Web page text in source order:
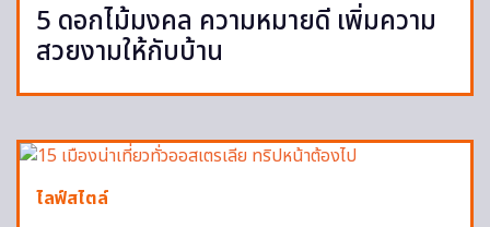
5 ดอกไม้มงคล ความหมายดี เพิ่มความ
สวยงามให้กับบ้าน
ไลฟ์สไตล์